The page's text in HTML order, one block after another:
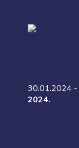
30.01.2024 -
2024.